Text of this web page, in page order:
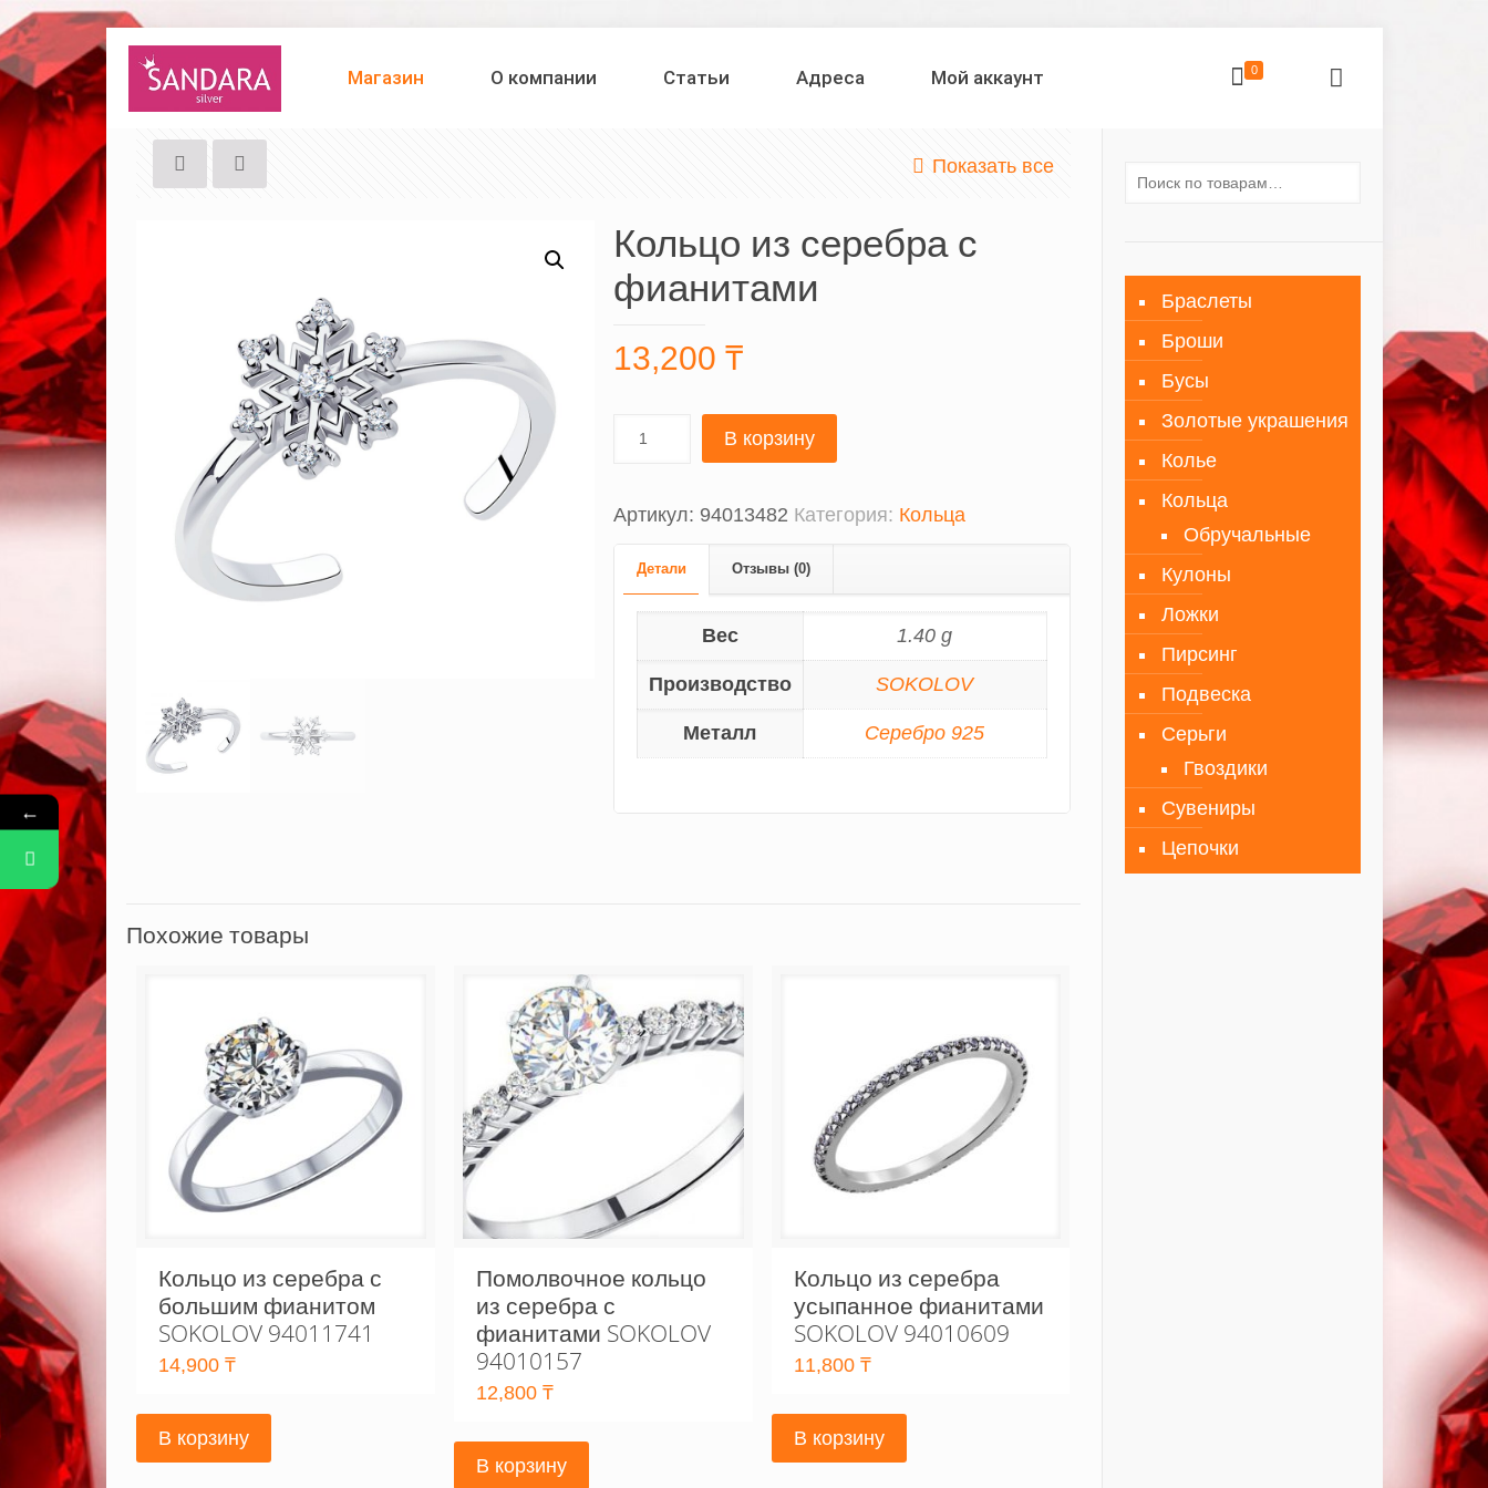
Магазин О компании Статьи Адреса Мой аккаунт 0
Показать все
Кольцо из серебра с
фианитами
13,200 ₸
В корзину
Артикул: 94013482 Категория: Кольца
Детали Отзывы (0)
Вес 1.40 g
Производство SOKOLOV
Металл Серебро 925
Похожие товары
Кольцо из серебра с
большим фианитом
SOKOLOV 94011741
14,900 ₸
В корзину
Помолвочное кольцо
из серебра с
фианитами SOKOLOV
94010157
12,800 ₸
В корзину
Кольцо из серебра
усыпанное фианитами
SOKOLOV 94010609
11,800 ₸
В корзину
Браслеты
Броши
Бусы
Золотые украшения
Колье
Кольца
Обручальные
Кулоны
Ложки
Пирсинг
Подвеска
Серьги
Гвоздики
Сувениры
Цепочки
←